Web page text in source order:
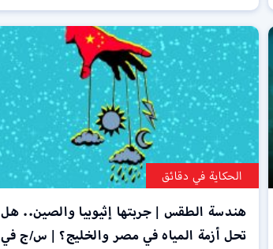
الحكاية في دقائق
هندسة الطقس | جربتها إثيوبيا والصين.. هل
تحل أزمة المياه في مصر والخليج؟ | س/ج في